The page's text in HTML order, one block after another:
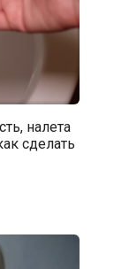
налета
сделать